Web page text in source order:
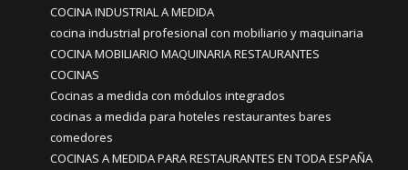
COCINA INDUSTRIAL A MEDIDA
cocina industrial profesional con mobiliario y maquinaria
COCINA MOBILIARIO MAQUINARIA RESTAURANTES
COCINAS
Cocinas a medida con módulos integrados
cocinas a medida para hoteles restaurantes bares
comedores
COCINAS A MEDIDA PARA RESTAURANTES EN TODA ESPAÑA